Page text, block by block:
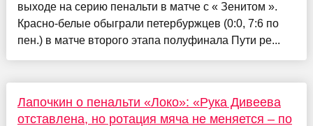
выходе на серию пенальти в матче с « Зенитом ».
Красно-белые обыграли петербуржцев (0:0, 7:6 по
пен.) в матче второго этапа полуфинала Пути ре...
Лапочкин о пенальти «Локо»: «Рука Дивеева
отставлена, но ротация мяча не меняется – по